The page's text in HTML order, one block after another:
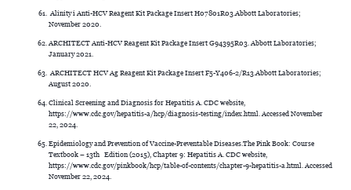
Alinity i Anti-HCV Reagent Kit Package Insert H07801R03.Abbott Laboratories;
November 2020.
ARCHITECT Anti-HCV Reagent Kit Package Insert G94395R03. Abbott Laboratories;
January 2021.
ARCHITECT HCV Ag Reagent Kit Package Insert F5-Y406-2/R13.Abbott Laboratories;
August 2020.
Clinical Screening and Diagnosis for Hepatitis A. CDC website,
https://www.cdc.gov/hepatitis-a/hcp/diagnosis-testing/index.html. Accessed November
22, 2024.
Epidemiology and Prevention of Vaccine-Preventable Diseases.The Pink Book: Course
Textbook – 13th Edition (2015), Chapter 9: Hepatitis A. CDC website,
https://www.cdc.gov/pinkbook/hcp/table-of-contents/chapter-9-hepatitis-a.html. Accessed
November 22, 2024.